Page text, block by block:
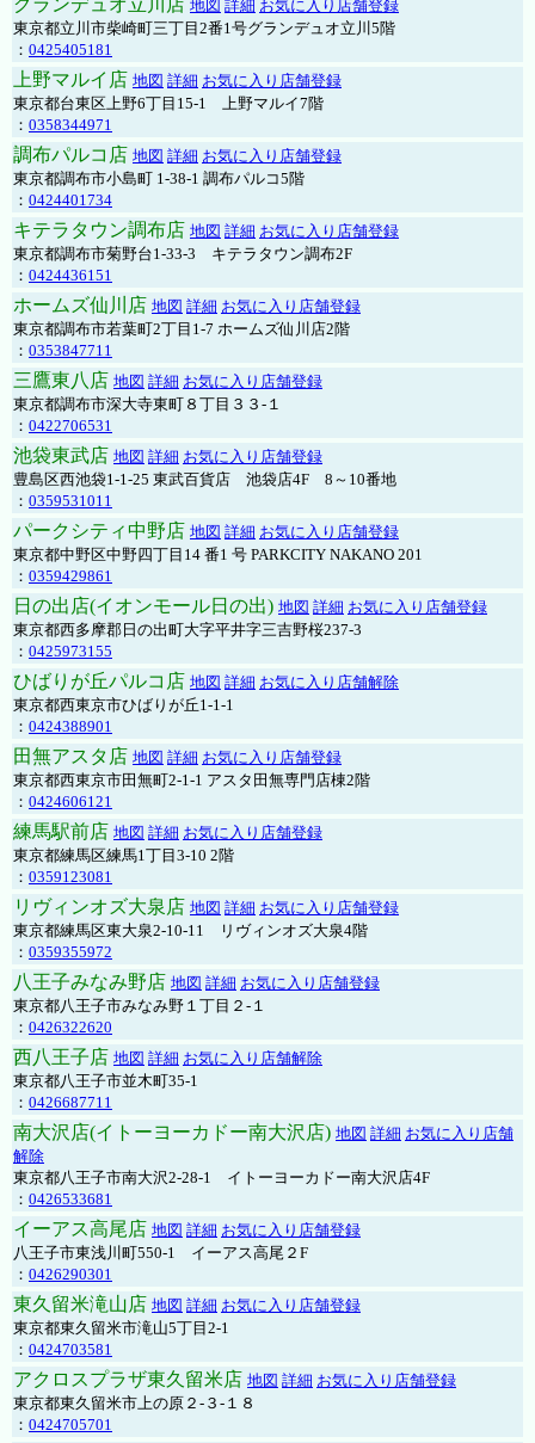
グランデュオ立川店 地図 詳細 お気に入り店舗登録
東京都立川市柴崎町三丁目2番1号グランデュオ立川5階
： 0425405181
上野マルイ店 地図 詳細 お気に入り店舗登録
東京都台東区上野6丁目15-1 上野マルイ7階
： 0358344971
調布パルコ店 地図 詳細 お気に入り店舗登録
東京都調布市小島町 1-38-1 調布パルコ5階
： 0424401734
キテラタウン調布店 地図 詳細 お気に入り店舗登録
東京都調布市菊野台1-33-3 キテラタウン調布2F
： 0424436151
ホームズ仙川店 地図 詳細 お気に入り店舗登録
東京都調布市若葉町2丁目1-7 ホームズ仙川店2階
： 0353847711
三鷹東八店 地図 詳細 お気に入り店舗登録
東京都調布市深大寺東町８丁目３３-１
： 0422706531
池袋東武店 地図 詳細 お気に入り店舗登録
豊島区西池袋1-1-25 東武百貨店 池袋店4F 8～10番地
： 0359531011
パークシティ中野店 地図 詳細 お気に入り店舗登録
東京都中野区中野四丁目14 番1 号 PARKCITY NAKANO 201
： 0359429861
日の出店(イオンモール日の出) 地図 詳細 お気に入り店舗登録
東京都西多摩郡日の出町大字平井字三吉野桜237-3
： 0425973155
ひばりが丘パルコ店 地図 詳細 お気に入り店舗解除
東京都西東京市ひばりが丘1-1-1
： 0424388901
田無アスタ店 地図 詳細 お気に入り店舗登録
東京都西東京市田無町2-1-1 アスタ田無専門店棟2階
： 0424606121
練馬駅前店 地図 詳細 お気に入り店舗登録
東京都練馬区練馬1丁目3-10 2階
： 0359123081
リヴィンオズ大泉店 地図 詳細 お気に入り店舗登録
東京都練馬区東大泉2-10-11 リヴィンオズ大泉4階
： 0359355972
八王子みなみ野店 地図 詳細 お気に入り店舗登録
東京都八王子市みなみ野１丁目２-１
： 0426322620
西八王子店 地図 詳細 お気に入り店舗解除
東京都八王子市並木町35-1
： 0426687711
南大沢店(イトーヨーカドー南大沢店) 地図 詳細 お気に入り店舗
解除
東京都八王子市南大沢2-28-1 イトーヨーカドー南大沢店4F
： 0426533681
イーアス高尾店 地図 詳細 お気に入り店舗登録
八王子市東浅川町550-1 イーアス高尾２F
： 0426290301
東久留米滝山店 地図 詳細 お気に入り店舗登録
東京都東久留米市滝山5丁目2-1
： 0424703581
アクロスプラザ東久留米店 地図 詳細 お気に入り店舗登録
東京都東久留米市上の原２-３-１８
： 0424705701